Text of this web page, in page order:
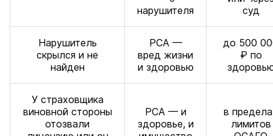
нарушителя
суд
Нарушитель
скрылся и не
найден
РСА —
вред жизни
и здоровью
до 500
₽ по
У страховщика
виновной стороны
отозвали
РСА — и
здоровье, и
в
лимитов